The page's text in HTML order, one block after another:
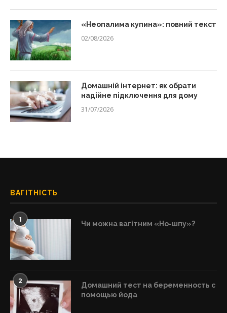
«Неопалима купина»: повний текст
02/08/2026
Домашній інтернет: як обрати
надійне підключення для дому
31/07/2026
ВАГІТНІСТЬ
1 Чи можна вагітним «Но-шпу»?
2
Домашний тест на беременность с
помощью йода